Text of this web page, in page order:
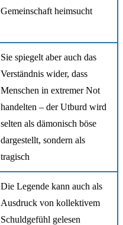
Gemeinschaft heimsucht
Sie spiegelt aber auch das
Verständnis wider, dass
Menschen in extremer Not
handelten – der Utburd wird
selten als dämonisch böse
dargestellt, sondern als
tragisch
Die Legende kann auch als
Ausdruck von kollektivem
Schuldgefühl gelesen